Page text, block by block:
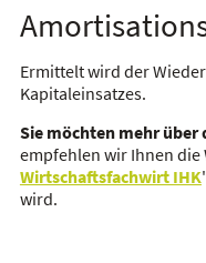
Ermittelt wird der
Kapitaleinsatzes.
Sie möchten mehr über
empfehlen wir Ihnen
Wirtschaftsfachwirt IHK
wird.